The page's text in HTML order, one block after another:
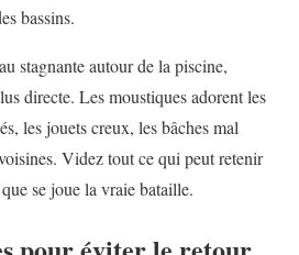
bassins.
stagnante autour de la piscine,
directe. Les moustiques adorent les
les jouets creux, les bâches mal
Videz tout ce qui peut retenir
se joue la vraie bataille.